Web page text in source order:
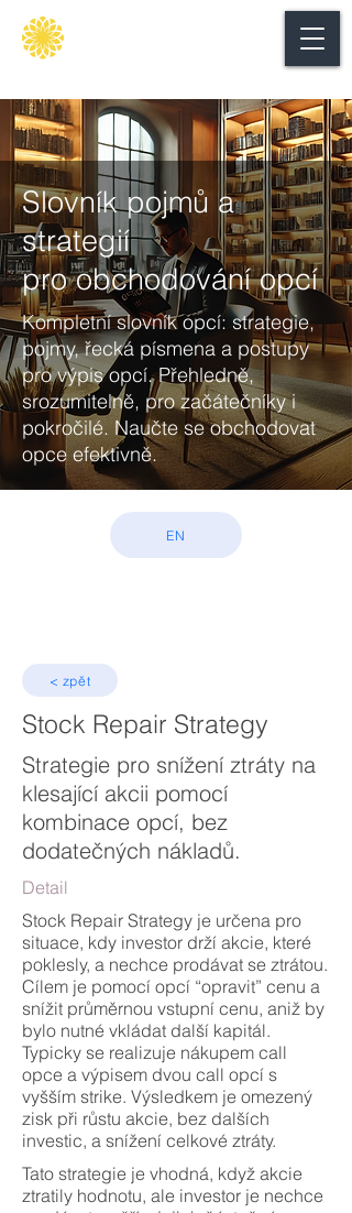
Slovník pojmů a
strategií
pro obchodování opcí
Kompletní slovník opcí: strategie,
pojmy, řecká písmena a postupy
pro výpis opcí. Přehledně,
srozumitelně, pro začátečníky i
pokročilé. Naučte se obchodovat
opce efektivně.
EN
< zpět
Stock Repair Strategy
Strategie pro snížení ztráty na
klesající akcii pomocí
kombinace opcí, bez
dodatečných nákladů.
Detail
Stock Repair Strategy je určena pro
situace, kdy investor drží akcie, které
poklesly, a nechce prodávat se ztrátou.
Cílem je pomocí opcí “opravit” cenu a
snížit průměrnou vstupní cenu, aniž by
bylo nutné vkládat další kapitál.
Typicky se realizuje nákupem call
opce a výpisem dvou call opcí s
vyšším strike. Výsledkem je omezený
zisk při růstu akcie, bez dalších
investic, a snížení celkové ztráty.
Tato strategie je vhodná, když akcie
ztratily hodnotu, ale investor je nechce